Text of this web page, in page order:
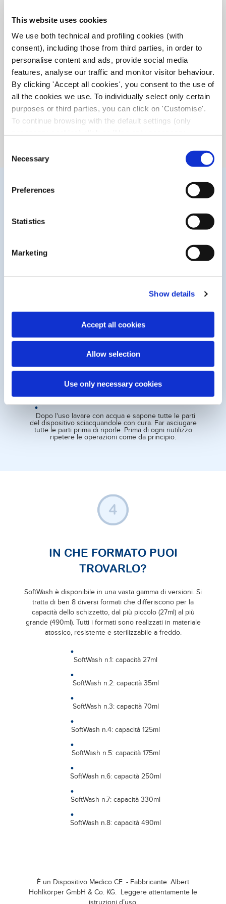
This website uses cookies
We use both technical and profiling cookies (with
consent), including those from third parties, in order to
personalise content and ads, provide social media
features, analyse our traffic and monitor visitor behaviour.
By clicking 'Accept all cookies', you consent to the use of
all the cookies we use. To individually select only certain
purposes or third parties, you can click on 'Customise'.
To continue browsing with the default settings (only
Policy. The cookie settings can be updated at any time
Selection
Necessary
Preferences
Statistics
Marketing
Show details
Accept all cookies
Allow selection
Use only necessary cookies
COSA FA PER TE?
Ti permette di effettuare lavaggi intestinali e auricolari con
facilità ma in profondità. Ha una cannula morbida, per offrirti
un lavaggio delicato e confortevole.
In più, i formati più piccoli ti aiutano nella detersione in
profondità delle tue orecchie.
LA SUA PARTICOLARITÀ?
Apri la custodia. Al primo uso lavare tutte le parti
con cura. Prima dell'utilizzo assicurarsi che le
connesse correttamente.
le tue esigenze.
Dopo l'uso lavare con acqua e sapone tutte le parti
del dispositivo sciacquandole con cura. Far asciugare
tutte le parti prima di riporle. Prima di ogni riutilizzo
ripetere le operazioni come da principio.
IN CHE FORMATO PUOI
TROVARLO?
SoftWash è disponibile in una vasta gamma di versioni. Si
tratta di ben 8 diversi formati che differiscono per la
capacità dello schizzetto, dal più piccolo (27ml) al più
grande (490ml). Tutti i formati sono realizzati in materiale
atossico, resistente e sterilizzabile a freddo.
SoftWash n.1: capacità 27ml
SoftWash n.2: capacità 35ml
SoftWash n.3: capacità 70ml
SoftWash n.4: capacità 125ml
SoftWash n.5: capacità 175ml
SoftWash n.6: capacità 250ml
SoftWash n.7: capacità 330ml
SoftWash n.8: capacità 490ml
È un Dispositivo Medico CE. - Fabbricante: Albert
Hohlkörper GmbH & Co. KG. Leggere attentamente le